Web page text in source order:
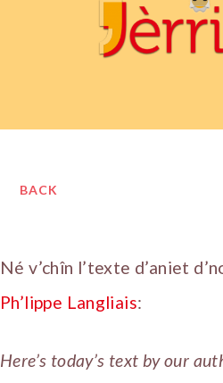
BACK
Né v’chîn l’texte d’aniet
Ph’lippe Langliais:
Here’s today’s text by our